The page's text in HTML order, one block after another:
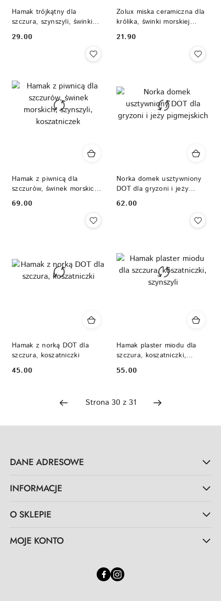
Hamak trójkątny dla
szczura, szynszyli, świnki
morskiej, koszatniczki -
kolekcja DOT
Cena:
29.00
Zolux miska ceramiczna dla
królika, świnki morskiej
250ml - szara
Cena:
21.90
Hamak z piwnicą dla
szczurów, świnek morskich,
szynszyli, koszatniczek
Cena:
69.00
Norka domek usztywniony
DOT dla gryzoni i jeży
pigmejskich
Cena:
62.00
Hamak z norką DOT dla
szczura, koszatniczki
Cena:
45.00
Hamak plaster miodu dla
szczura, koszatniczki,
szynszyli
Cena:
55.00
DANE ADRESOWE
INFORMACJE
O SKLEPIE
MOJE KONTO